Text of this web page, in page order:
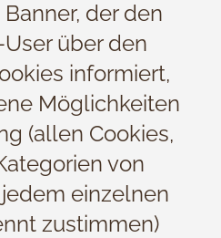
der den
über den
informiert,
Möglichkeiten
(allen Cookies,
von
einzelnen
zustimmen)